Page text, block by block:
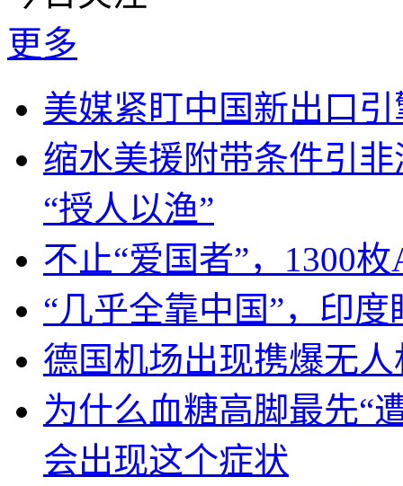
更多
美媒紧盯中国新出口
缩水美援附带条件引
“授人以渔”
不止“爱国者”，1300
“几乎全靠中国”，印
德国机场出现携爆无
为什么血糖高脚最先“
会出现这个症状